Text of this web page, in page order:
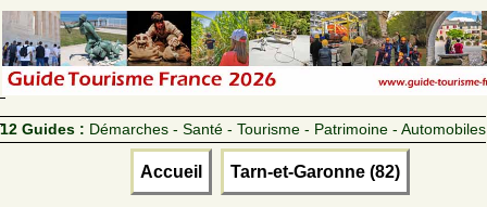
12 Guides : Démarches - Santé - Tourisme - Patrimoine - Automobiles
Accueil Tarn-et-Garonne (82)